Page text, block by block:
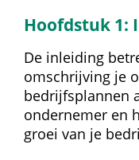
Hoofdstuk 1:
De inleiding
omschrijving je
bedrijfsplannen
ondernemer en
groei van je